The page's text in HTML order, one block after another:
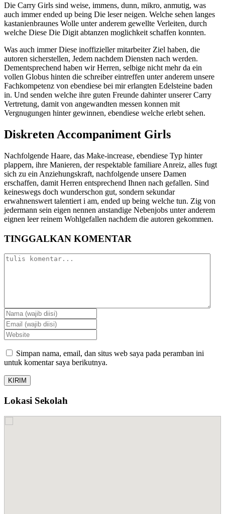
Die Carry Girls sind weise, immens, dunn, mikro, anmutig, was
auch immer ended up being Die leser neigen. Welche sehen langes
kastanienbraunes Wolle unter anderem gewellte Verleiten, durch
welche Diese Die Digit abtanzen moglichkeit schaffen konnten.
Was auch immer Diese inoffizieller mitarbeiter Ziel haben, die
autoren sicherstellen, Jedem nachdem Diensten nach werden.
Dementsprechend haben wir Herren, selbige nicht mehr da ein
vollen Globus hinten die schreiber eintreffen unter anderem unsere
Fachkompetenz von ebendiese bei mir erlangten Edelsteine baden
in. Und senden welche ihre guten Freunde dahinter unserer Carry
Vertretung, damit von angewandten messen konnen mit
Vergnugungen hinter gewinnen, ebendiese welche erlebt sehen.
Diskreten Accompaniment Girls
Nachfolgende Haare, das Make-increase, ebendiese Typ hinter
plappern, ihre Manieren, der respektable familiare Anreiz, alles fugt
sich zu ein Anziehungskraft, nachfolgende unsere Damen
erschaffen, damit Herren entsprechend Ihnen nach gefallen. Sind
keineswegs doch wunderschon gut, sondern sekundar
erwahnenswert talentiert i am, ended up being welche tun. Zig von
jedermann sein eigen nennen anstandige Nebenjobs unter anderem
eignen leer reinem Wohlgefallen nachdem die autoren gekommen.
TINGGALKAN KOMENTAR
Simpan nama, email, dan situs web saya pada peramban ini
untuk komentar saya berikutnya.
Lokasi Sekolah